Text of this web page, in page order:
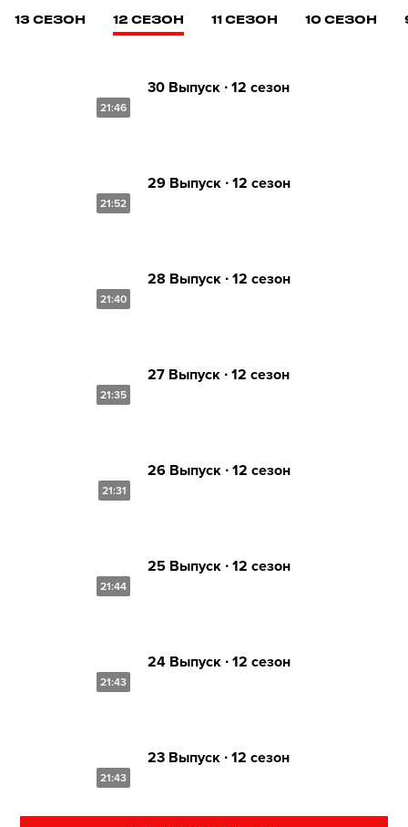
13 СЕЗОН 12 СЕЗОН 11 СЕЗОН 10 СЕЗОН
21:46
30 Выпуск ∙ 12 сезон
21:52
29 Выпуск ∙ 12 сезон
21:40
28 Выпуск ∙ 12 сезон
21:35
27 Выпуск ∙ 12 сезон
21:31
26 Выпуск ∙ 12 сезон
21:44
25 Выпуск ∙ 12 сезон
21:43
24 Выпуск ∙ 12 сезон
21:43
23 Выпуск ∙ 12 сезон